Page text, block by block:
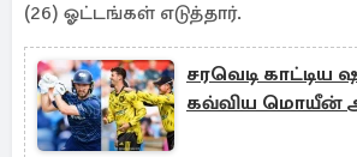
(26) ஓட்டங்கள் எடுத்தார்.
சரவெடி
கவ்விய மொயீன்